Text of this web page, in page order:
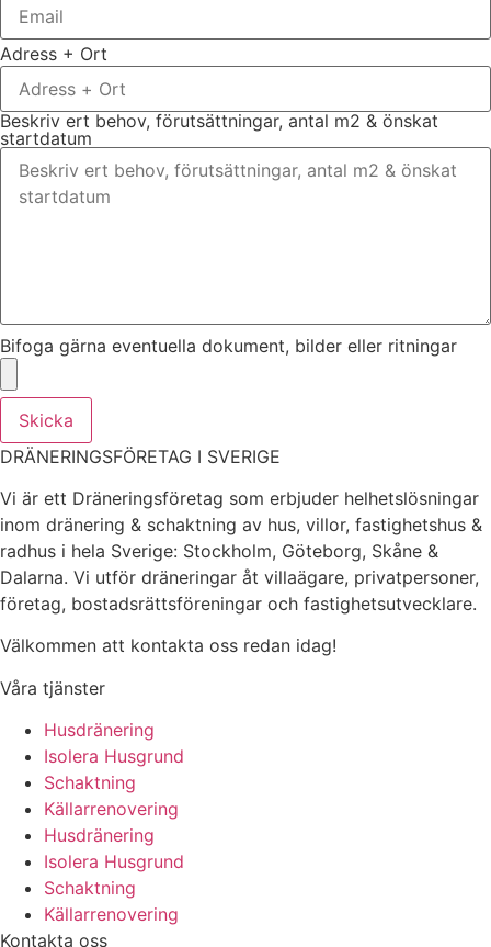
Adress + Ort
Beskriv ert behov, förutsättningar, antal m2 & önskat
startdatum
Bifoga gärna eventuella dokument, bilder eller ritningar
Skicka
DRÄNERINGSFÖRETAG I SVERIGE
Vi är ett Dräneringsföretag som erbjuder helhetslösningar
inom dränering & schaktning av hus, villor, fastighetshus &
radhus i hela Sverige: Stockholm, Göteborg, Skåne &
Dalarna. Vi utför dräneringar åt villaägare, privatpersoner,
företag, bostadsrättsföreningar och fastighetsutvecklare.
Välkommen att kontakta oss redan idag!
Våra tjänster
Husdränering
Isolera Husgrund
Schaktning
Källarrenovering
Husdränering
Isolera Husgrund
Schaktning
Källarrenovering
Kontakta oss